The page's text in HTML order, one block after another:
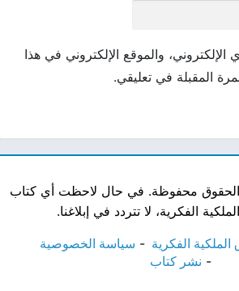
والموقع الإلكتروني في هذا
المقبلة في تعليقي.
محفوظة. في حال لاحظت أي كتاب
الفكرية، لا تتردد في إبلاغنا.
الفكرية
سياسة الخصوصية
نشر كتاب